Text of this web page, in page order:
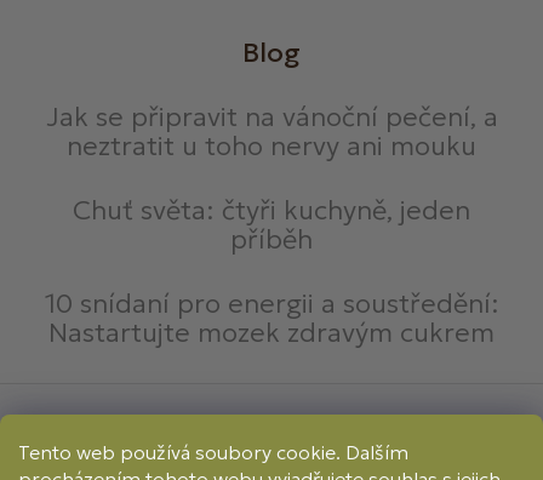
Tento web používá soubory cookie. Dalším
Blog
Jak se připravit na vánoční pečení, a
neztratit u toho nervy ani mouku
Chuť světa: čtyři kuchyně, jeden
příběh
10 snídaní pro energii a soustředění:
Nastartujte mozek zdravým cukrem
Online Převod Dobírka